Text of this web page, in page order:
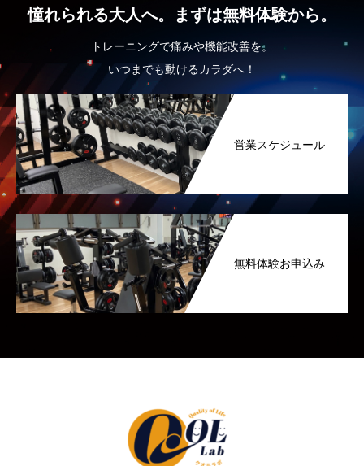
憧れられる大人へ。まずは無料体験から。
トレーニングで痛みや機能改善を。
いつまでも動けるカラダへ！
営業スケジュール
無料体験お申込み